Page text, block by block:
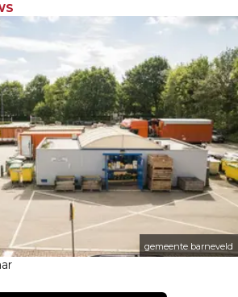
gemeente barneveld